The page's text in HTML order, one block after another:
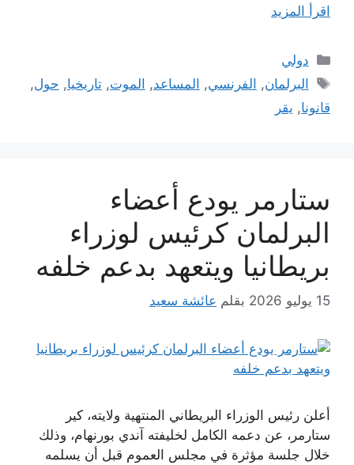
اقرأ المزيد
التصنيفات
دولي
الوسوم
البرلمان, الفرنسي, المساعد, الموت,تاريخيا, حول,
قانونا, يقر
ستارمر يودع أعضاء
البرلمان كرئيس لوزراء
بريطانيا ويتعهد بدعم خلفه
15 يوليو 2026 بقلم عائشة سعيد
أعلن رئيس الوزراء البريطاني المنتهية ولايته، كير
ستارمر، عن دعمه الكامل لخليفته آندي بورنهام، وذلك
خلال جلسة مؤثرة في مجلس العموم قبل أن يسلمه